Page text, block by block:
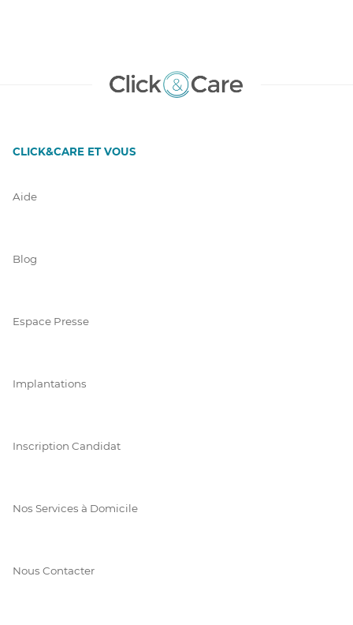
CLICK&CARE ET VOUS
Aide
Blog
Espace Presse
Implantations
Inscription Candidat
Nos Services à Domicile
Nous Contacter